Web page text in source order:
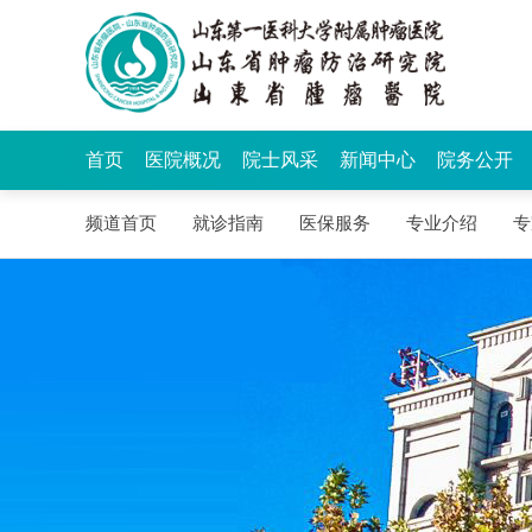
首页 医院概况 院士风采 新闻中心 院务公开
频道首页 就诊指南 医保服务 专业介绍